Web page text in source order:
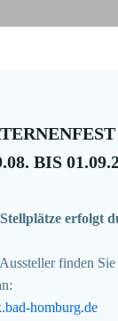
BIS
erfolgt
finden Sie
homburg.de